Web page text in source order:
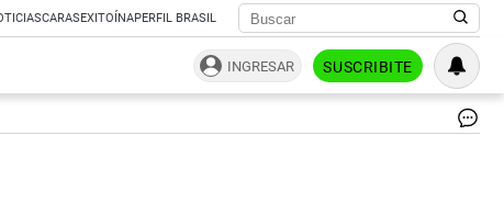
CARASEXITOÍNAPERFIL BRASIL
INGRESAR SUSCRIBITE